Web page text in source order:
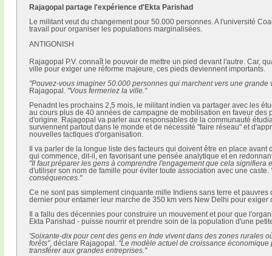
Rajagopal partage l'expérience d'Ekta Parishad
Le militant veut du changement pour 50.000 personnes. A l'université
travail pour organiser les populations marginalisées.
ANTIGONISH
Rajagopal P.V. connaît le pouvoir de mettre un pied devant l'autre. Car,
ville pour exiger une réforme majeure, ces pieds deviennent importants.
"Pouvez-vous imaginer 50.000 personnes qui marchent vers une grande
Rajagopal. "Vous fermeriez la ville."
Penadnt les prochains 2,5 mois, le militant indien va partager avec les
au cours plus de 40 années de campagne de mobilisation en faveur des
d'origine. Rajagopal va parler aux responsables de la communauté
surviennent partout dans le monde et de nécessité "faire réseau" et
nouvelles tactiques d'organisation.
Il va parler de la longue liste des facteurs qui doivent être en place
qui commence, dit-il, en favorisant une pensée analytique et en
"Il faut préparer les gens à comprendre l'engagement que cela signifiera
d'utiliser son nom de famille pour éviter toute association avec une caste.
conséquences."
Ce ne sont pas simplement cinquante mille Indiens sans terre et
dernier pour entamer leur marche de 350 km vers New Delhi pour
Il a fallu des décennies pour construire un mouvement et pour que
Ekta Parishad - puisse nourrir et prendre soin de la population d'une
'Soixante-dix pour cent des gens en Inde vivent dans des zones rurales
forêts", déclare Rajagopal. "Le modèle actuel de croissance
transférer aux grandes entreprises."